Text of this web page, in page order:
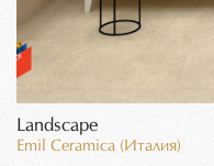
Landscape
Emil Ceramica (Италия)